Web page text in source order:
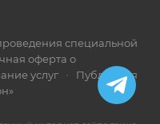
специальной
оферта о
услуг • Публичная